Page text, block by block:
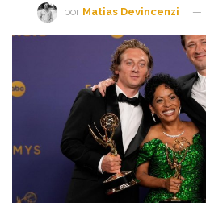
por Matias Devincenzi